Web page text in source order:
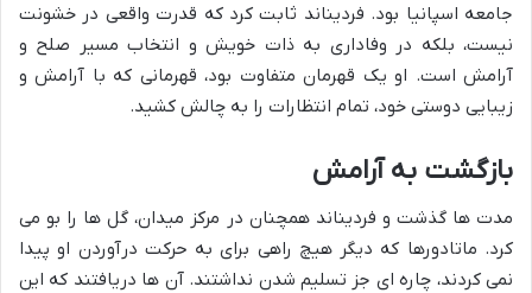
جامعه اسپانیا بود. فردیناند ثابت کرد که قدرت واقعی در خشونت
نیست، بلکه در وفاداری به ذات خویش و انتخاب مسیر صلح و
آرامش است. او یک قهرمان متفاوت بود، قهرمانی که با آرامش و
زیبایی دوستی خود، تمام انتظارات را به چالش کشید.
بازگشت به آرامش
مدت ها گذشت و فردیناند همچنان در مرکز میدان، گل ها را بو می
کرد. ماتادورها که دیگر هیچ راهی برای به حرکت درآوردن او پیدا
نمی کردند، چاره ای جز تسلیم شدن نداشتند. آن ها دریافتند که این